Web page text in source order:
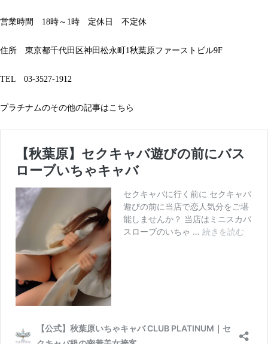
営業時間 18時～1時 定休日 不定休
住所 東京都千代田区神田松永町1秋葉原ファーストビル9F
TEL 03-3527-1912
プラチナムのその他の記事はこちら